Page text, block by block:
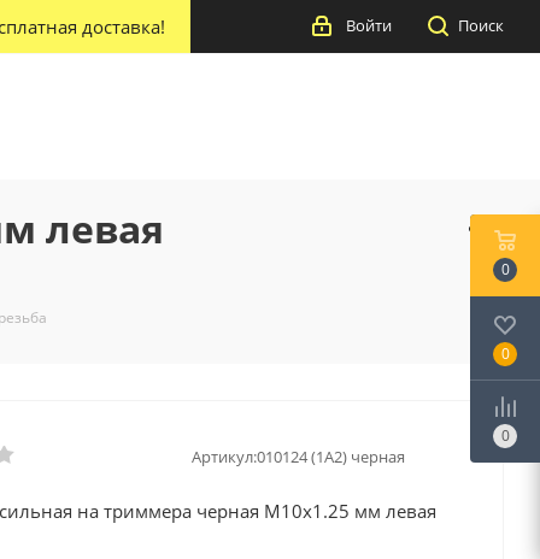
доставка! Поиск
Войти
левая
Артикул:010124 (1А2) черная
на триммера черная М10х1.25 мм левая
0
0
0